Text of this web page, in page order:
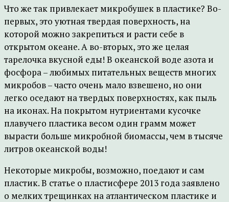
Что же так привлекает микробушек в пластике? Во-
первых, это уютная твердая поверхность, на
которой можно закрепиться и расти себе в
открытом океане. А во-вторых, это же целая
тарелочка вкусной еды! В океанской воде азота и
фосфора – любимых питательных веществ многих
микробов – часто очень мало взвешено, но они
легко оседают на твердых поверхностях, как пыль
на иконах. На покрытом нутриентами кусочке
плавучего пластика весом один грамм может
вырасти больше микробной биомассы, чем в тысяче
литров океанской воды!
Некоторые микробы, возможно, поедают и сам
пластик. В статье о пластисфере 2013 года заявлено
о мелких трещинках на атлантическом пластике и